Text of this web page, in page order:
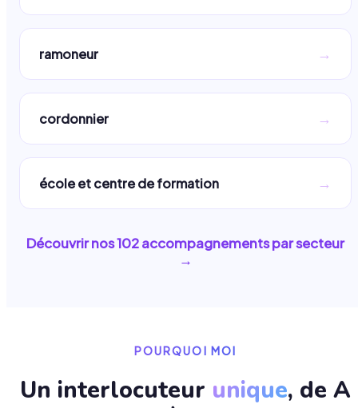
ramoneur →
cordonnier →
école et centre de formation →
Découvrir nos102accompagnements par secteur
→
POURQUOI MOI
Un interlocuteur unique, de A